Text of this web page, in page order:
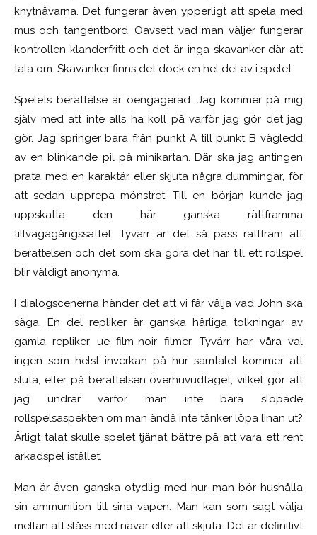
knytnävarna. Det fungerar även ypperligt att spela med
mus och tangentbord. Oavsett vad man väljer fungerar
kontrollen klanderfritt och det är inga skavanker där att
tala om. Skavanker finns det dock en hel del av i spelet.
Spelets berättelse är oengagerad. Jag kommer på mig
själv med att inte alls ha koll på varför jag gör det jag
gör. Jag springer bara från punkt A till punkt B vägledd
av en blinkande pil på minikartan. Där ska jag antingen
prata med en karaktär eller skjuta några dummingar, för
att sedan upprepa mönstret. Till en början kunde jag
uppskatta den här ganska rättframma
tillvägagångssättet. Tyvärr är det så pass rättfram att
berättelsen och det som ska göra det här till ett rollspel
blir väldigt anonyma.
I dialogscenerna händer det att vi får välja vad John ska
säga. En del repliker är ganska härliga tolkningar av
gamla repliker ue film-noir filmer. Tyvärr har våra val
ingen som helst inverkan på hur samtalet kommer att
sluta, eller på berättelsen överhuvudtaget, vilket gör att
jag undrar varför man inte bara slopade
rollspelsaspekten om man ändå inte tänker löpa linan ut?
Ärligt talat skulle spelet tjänat bättre på att vara ett rent
arkadspel istället.
Man är även ganska otydlig med hur man bör hushålla
sin ammunition till sina vapen. Man kan som sagt välja
mellan att slåss med nävar eller att skjuta. Det är definitivt